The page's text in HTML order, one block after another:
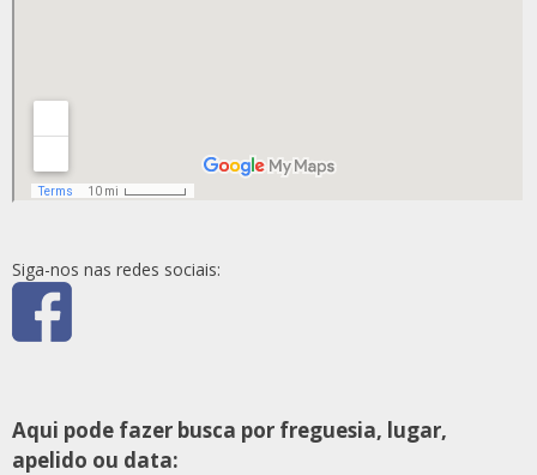
Siga-nos nas redes sociais:
Aqui pode fazer busca por freguesia, lugar,
apelido ou data: